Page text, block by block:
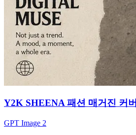
Y2K SHEENA 패션 매거진 커버
GPT Image 2